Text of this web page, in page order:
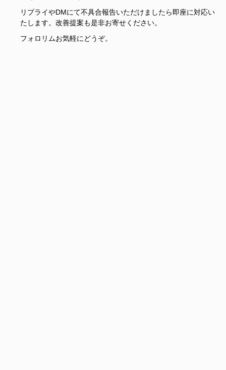
リプライやDMにて不具合報告いただけましたら即座に対応い
たします。改善提案も是非お寄せください。
フォロリムお気軽にどうぞ。